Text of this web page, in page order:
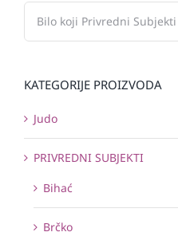
KATEGORIJE PROIZVODA
Judo
PRIVREDNI SUBJEKTI
Bihać
Brčko